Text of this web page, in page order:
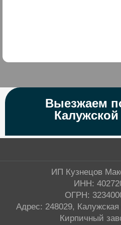
Выезжаем
ИП Кузнецов
ИНН:
ОГРН:
Адрес: 248029, Калужская
Кирпичный